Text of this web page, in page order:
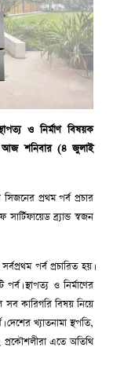
ও নির্মাণ বিষয়ক
আজ শনিবার (৪ জুলাই
প্রথম পর্ব প্রচার
ব্র্যান্ড স্বজন
পর্ব প্রচারিত হয়।
স্থাপত্য ও নির্মাণের
সব কারিগরি বিষয় নিয়ে
খ্যাতনামা স্থপতি,
এতে অতিথি